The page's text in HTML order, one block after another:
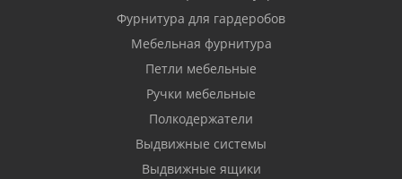
Фурнитура для гардеробов
Мебельная фурнитура
Петли мебельные
Ручки мебельные
Полкодержатели
Выдвижные системы
Выдвижные ящики